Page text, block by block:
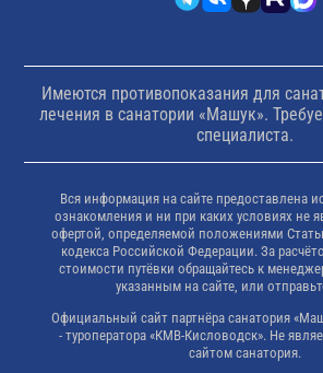
Имеются противопоказания для
лечения в санатории «Машук».
специалиста.
Вся информация на сайте предоставлена
ознакомления и ни при каких условиях не
офертой, определяемой положениями
кодекса Российской Федерации. За
стоимости путёвки обращайтесь к
указанным на сайте, или
Официальный сайт партнёра санатория
- туроператора «КМВ-Кисловодск». Не
сайтом санатория.